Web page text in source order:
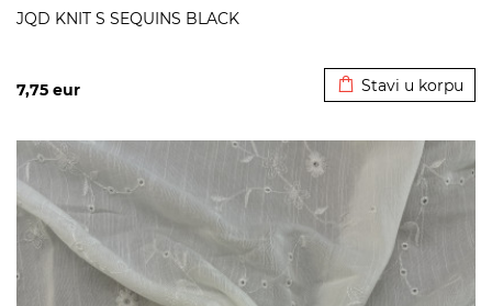
JQD KNIT S SEQUINS BLACK
7,75 eur Stavi u korpu